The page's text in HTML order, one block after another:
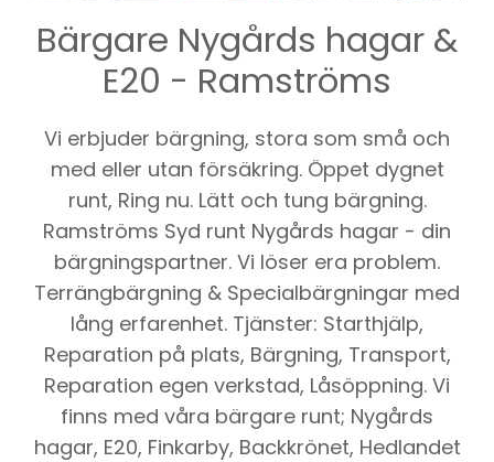
Bärgare Nygårds hagar &
E20 - Ramströms
Vi erbjuder bärgning, stora som små och
med eller utan försäkring. Öppet dygnet
runt, Ring nu. Lätt och tung bärgning.
Ramströms Syd runt Nygårds hagar - din
bärgningspartner. Vi löser era problem.
Terrängbärgning & Specialbärgningar med
lång erfarenhet. Tjänster: Starthjälp,
Reparation på plats, Bärgning, Transport,
Reparation egen verkstad, Låsöppning. Vi
finns med våra bärgare runt; Nygårds
hagar, E20, Finkarby, Backkrönet, Hedlandet